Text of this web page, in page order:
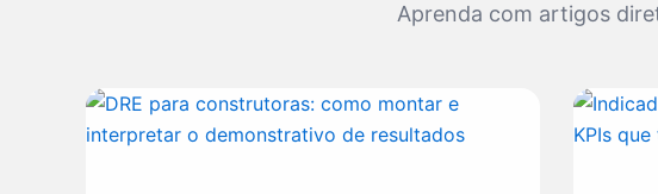
Aprenda com artigos